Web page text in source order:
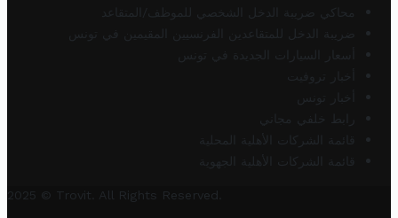
محاكي ضريبة الدخل الشخصي للموظف/المتقاعد
ضريبة الدخل للمتقاعدين الفرنسيين المقيمين في تونس
أسعار السيارات الجديدة في تونس
أخبار تروفيت
أخبار تونس
رابط خلفي مجاني
قائمة الشركات الأهلية المحلية
قائمة الشركات الأهلية الجهوية
2025 © Trovit. All Rights Reserved.